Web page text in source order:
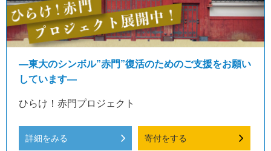
―東大のシンボル”赤門”復活のためのご支援をお願い
しています―
ひらけ！赤門プロジェクト
詳細をみる 寄付をする